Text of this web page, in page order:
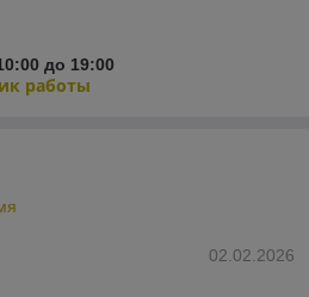
до 19:00
работы
02.02.2026